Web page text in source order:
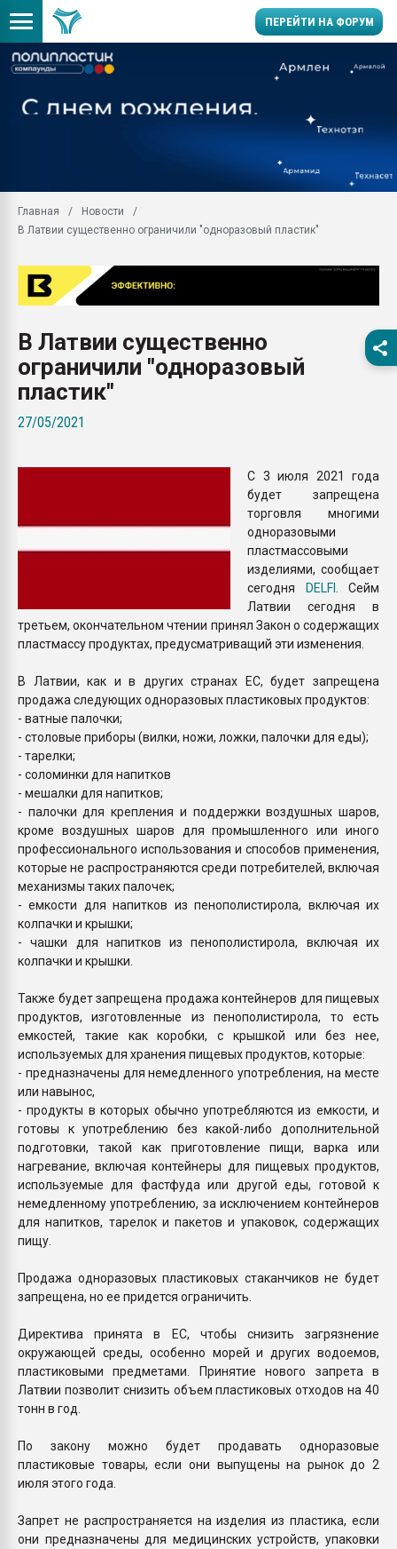
ПЕРЕЙТИ НА ФОРУМ
заводу пластмасс"
28.07.2026
28.07.2026
ПЕРЕЙТИ НА
Главная
Новости
В Латвии существенно ограничили "одноразовый пластик"
В Латвии существенно
ограничили "одноразовый
пластик"
27/05/2021
С 3 июля 2021 года
будет запрещена
торговля многими
одноразовыми
пластмассовыми
изделиями, сообщает
сегодня DELFI . Сейм
Латвии сегодня в
третьем, окончательном чтении принял Закон о содержащих
пластмассу продуктах, предусматриващий эти изменения.
В Латвии, как и в других странах ЕС, будет запрещена
продажа следующих одноразовых пластиковых продуктов:
- ватные палочки;
- столовые приборы (вилки, ножи, ложки, палочки для еды);
- тарелки;
- соломинки для напитков
- мешалки для напитков;
- палочки для крепления и поддержки воздушных шаров,
кроме воздушных шаров для промышленного или иного
профессионального использования и способов применения,
которые не распространяются среди потребителей, включая
механизмы таких палочек;
- емкости для напитков из пенополистирола, включая их
колпачки и крышки;
- чашки для напитков из пенополистирола, включая их
колпачки и крышки.
Также будет запрещена продажа контейнеров для пищевых
продуктов, изготовленные из пенополистирола, то есть
емкостей, такие как коробки, с крышкой или без нее,
используемых для хранения пищевых продуктов, которые:
- предназначены для немедленного употребления, на месте
или навынос,
- продукты в которых обычно употребляются из емкости, и
готовы к употреблению без какой-либо дополнительной
подготовки, такой как приготовление пищи, варка или
нагревание, включая контейнеры для пищевых продуктов,
используемые для фастфуда или другой еды, готовой к
немедленному употреблению, за исключением контейнеров
для напитков, тарелок и пакетов и упаковок, содержащих
пищу.
Продажа одноразовых пластиковых стаканчиков не будет
запрещена, но ее придется ограничить.
Директива принята в ЕС, чтобы снизить загрязнение
окружающей среды, особенно морей и других водоемов,
пластиковыми предметами. Принятие нового запрета в
Латвии позволит снизить объем пластиковых отходов на 40
тонн в год.
По закону можно будет продавать одноразовые
пластиковые товары, если они выпущены на рынок до 2
июля этого года.
Запрет не распространяется на изделия из пластика, если
они предназначены для медицинских устройств, упаковки